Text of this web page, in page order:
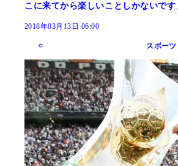
こに来てから楽しいことしかないです
2018年03月13日 06:00
スポーツ